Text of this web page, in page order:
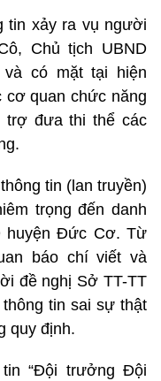
tin xảy ra vụ người
Chủ tịch UBND
có mặt tại hiện
quan chức năng
trợ đưa thi thể các
tin (lan truyền)
trọng đến danh
huyện Đức Cơ. Từ
báo chí viết và
đề nghị Sở TT-TT
tin sai sự thật
quy định.
“Đội trưởng Đội